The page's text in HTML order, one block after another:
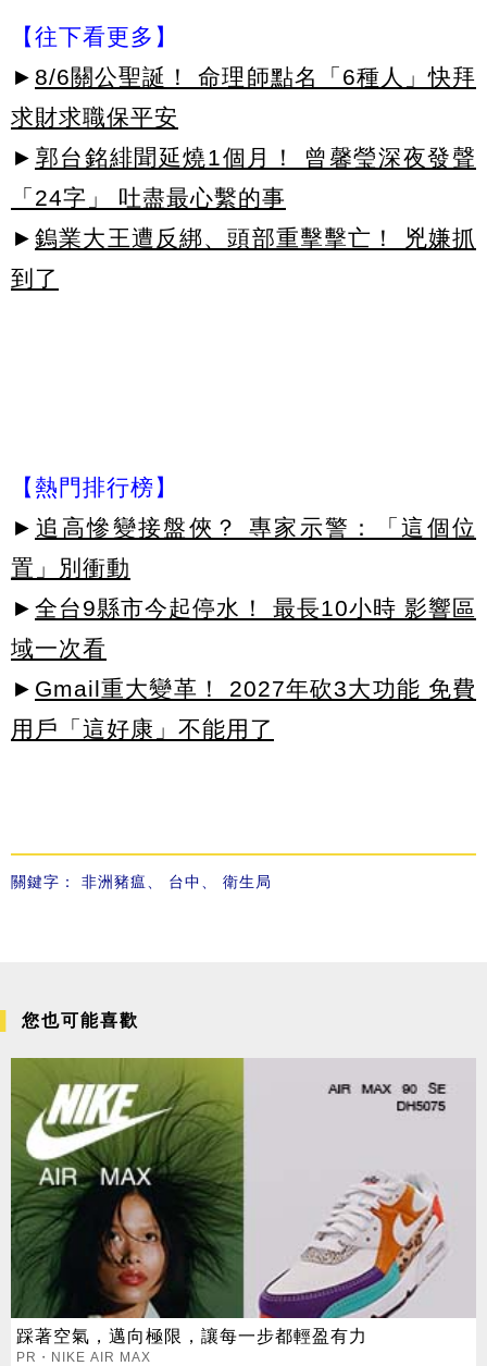
【往下看更多】
► 8/6關公聖誕！ 命理師點名「6種人」快拜
求財求職保平安
► 郭台銘緋聞延燒1個月！ 曾馨瑩深夜發聲
「24字」 吐盡最心繫的事
► 鎢業大王遭反綁、頭部重擊擊亡！ 兇嫌抓
到了
【熱門排行榜】
► 追高慘變接盤俠？ 專家示警：「這個位
置」別衝動
► 全台9縣市今起停水！ 最長10小時 影響區
域一次看
► Gmail重大變革！ 2027年砍3大功能 免費
用戶「這好康」不能用了
關鍵字： 非洲豬瘟 台中 衛生局
您也可能喜歡
踩著空氣，邁向極限，讓每一步都輕盈有力
PR・NIKE AIR MAX